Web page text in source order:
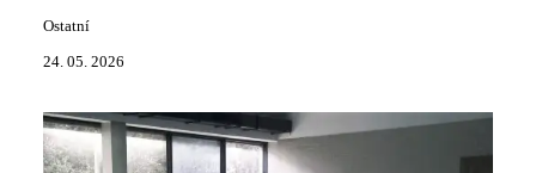
Ostatní
24. 05. 2026